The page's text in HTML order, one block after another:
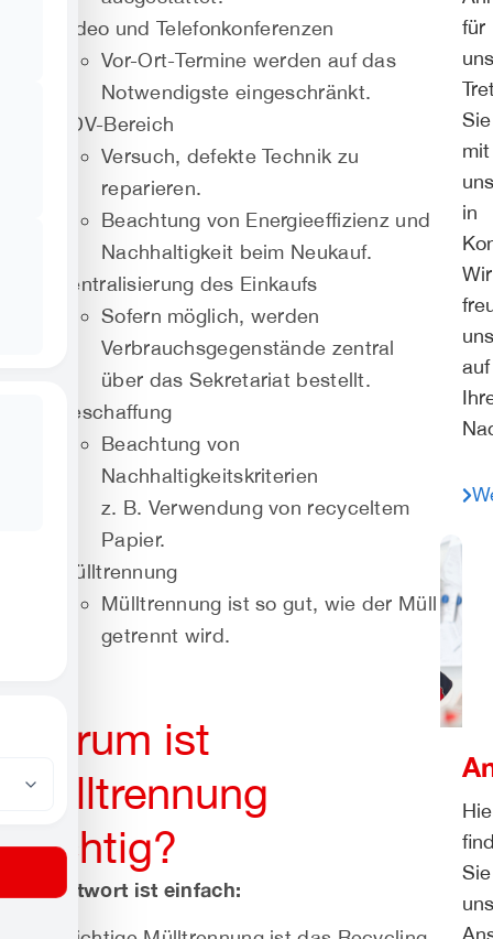
Video und Telefonkonferenzen
Vor-Ort-Termine werden auf das
Notwendigste eingeschränkt.
EDV-Bereich
Versuch, defekte Technik zu
reparieren.
Beachtung von Energieeffizienz und
Nachhaltigkeit beim Neukauf.
Zentralisierung des Einkaufs
Sofern möglich, werden
Verbrauchsgegenstände zentral
über das Sekretariat bestellt.
Beschaffung
Beachtung von
Nachhaltigkeitskriterien
z. B. Verwendung von recyceltem
Papier.
Mülltrennung
Mülltrennung ist so gut, wie der Müll
getrennt wird.
Warum ist
Mülltrennung
wichtig?
Die Antwort ist einfach:
für
Sie
mit
uns
in
Wir
uns
auf
Sie